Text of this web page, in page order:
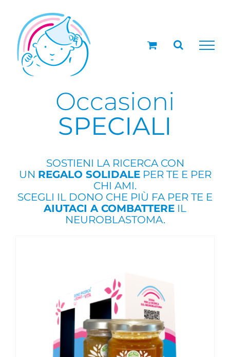
contenuto
Occasioni
SPECIALI
SOSTIENI LA RICERCA CON
UN REGALO SOLIDALEPER TE E PER
CHI AMI.
SCEGLI IL DONO CHE PIÙ FA PER TE E
AIUTACI A COMBATTERE IL
NEUROBLASTOMA.